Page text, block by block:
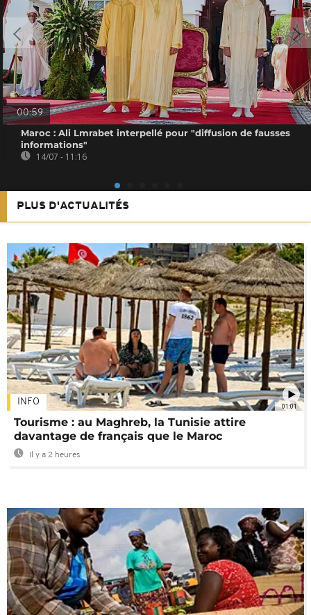
00:59
Maroc : Ali Lmrabet interpellé pour "diffusion de fausses
informations"
14/07 - 11:16
PLUS D'ACTUALITÉS
01:01
INFO
Tourisme : au Maghreb, la Tunisie attire
davantage de français que le Maroc
Il y a 2 heures